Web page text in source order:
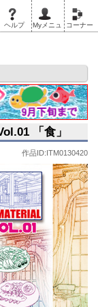
ヘルプ Myメニュ コーナー
「食」
作品ID:ITM0130420